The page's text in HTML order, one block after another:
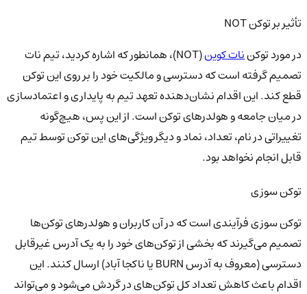
تأثیر بر توکن NOT
در مورد توکننات کوین
(NOT)، همانطور که اشاره کردید، تیم نات
تصمیم گرفته است که دسترسی و مالکیت خود را بر روی این توکن
قطع کند. این اقدام نشان‌دهنده تعهد تیم به پایداری و اعتمادسازی
در میان جامعه و هولدرهای توکن است. از این پس، هیچ‌گونه
تغییراتی در نام، تعداد، نماد و دیگر ویژگی‌های این توکن توسط تیم
قابل انجام نخواهد بود.
توکن سوزی
توکن سوزی فرآیندی است که در آن کاربران و هولدرهای توکن‌ها
تصمیم می‌گیرند که بخشی از توکن‌های خود را به یک آدرس غیرقابل
دسترسی (معروف به آدرس BURN یا ناکجا آباد) ارسال کنند. این
اقدام باعث کاهش تعداد کل توکن‌های در گردش می‌شود و می‌تواند